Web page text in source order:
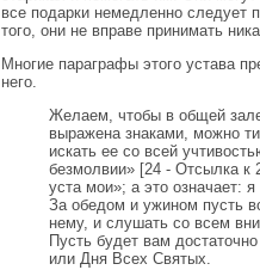
все подарки немедленно следует
того, они не вправе принимать
Многие параграфы этого устава
него.
Желаем, чтобы в общей
выражена знаками, можно
искать ее со всей
безмолвии» [24 - Отсылка к
уста мои»; а это означает:
За обедом и ужином пусть
нему, и слушать со всем
Пусть будет вам
или Дня Всех Святых.